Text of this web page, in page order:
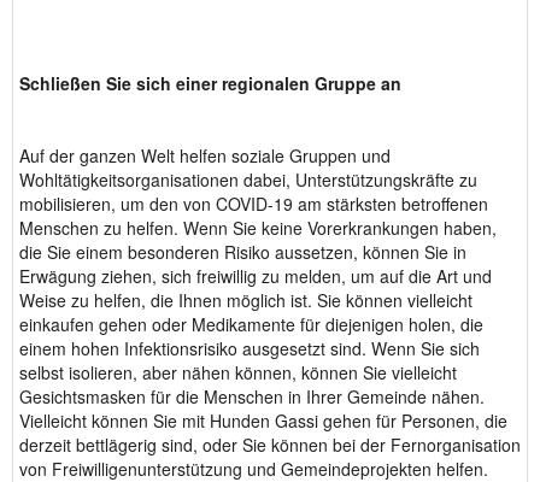
Schließen Sie sich einer regionalen Gruppe an
Auf der ganzen Welt helfen soziale Gruppen und
Wohltätigkeitsorganisationen dabei, Unterstützungskräfte zu
mobilisieren, um den von COVID-19 am stärksten betroffenen
Menschen zu helfen. Wenn Sie keine Vorerkrankungen haben,
die Sie einem besonderen Risiko aussetzen, können Sie in
Erwägung ziehen, sich freiwillig zu melden, um auf die Art und
Weise zu helfen, die Ihnen möglich ist. Sie können vielleicht
einkaufen gehen oder Medikamente für diejenigen holen, die
einem hohen Infektionsrisiko ausgesetzt sind. Wenn Sie sich
selbst isolieren, aber nähen können, können Sie vielleicht
Gesichtsmasken für die Menschen in Ihrer Gemeinde nähen.
Vielleicht können Sie mit Hunden Gassi gehen für Personen, die
derzeit bettlägerig sind, oder Sie können bei der Fernorganisation
von Freiwilligenunterstützung und Gemeindeprojekten helfen.